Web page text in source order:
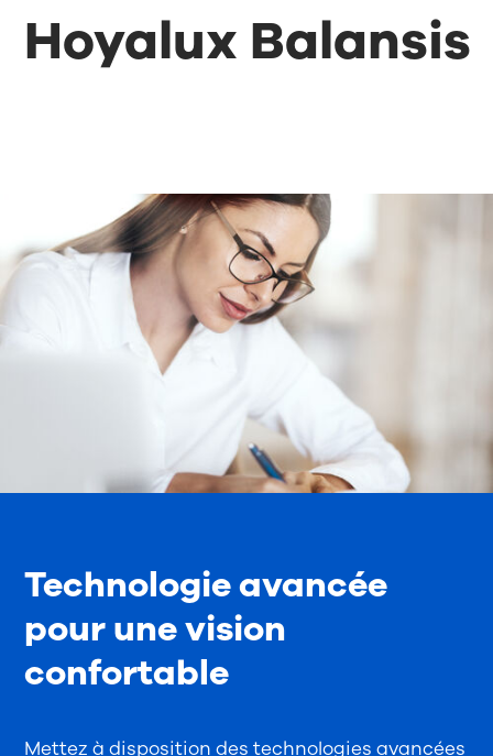
Hoyalux Balansis
Technologie avancée
pour une vision
confortable
Mettez à disposition des technologies avancées